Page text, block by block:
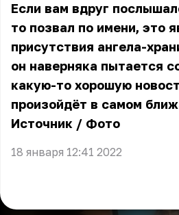
Если вам вдруг
то позвал по имени, это
присутствия ангела-
он наверняка пытается
какую-то хорошую
произойдёт в самом
Источник / Фото
18 января 12:41 2022